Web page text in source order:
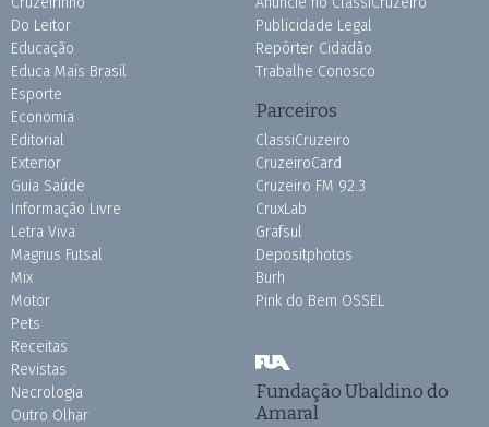
Do Leitor
Educação
Educa Mais Brasil
Esporte
Economia
Editorial
Exterior
Guia Saúde
Informação Livre
Letra Viva
Magnus Futsal
Mix
Motor
Pets
Receitas
Revistas
Necrologia
Outro Olhar
Publicidade Legal
Repórter Cidadão
Trabalhe Conosco
Parceiros
ClassiCruzeiro
CruzeiroCard
Cruzeiro FM 92.3
CruxLab
Grafsul
Depositphotos
Burh
Pink do Bem OSSEL
Fundação Ubaldino do
Amaral